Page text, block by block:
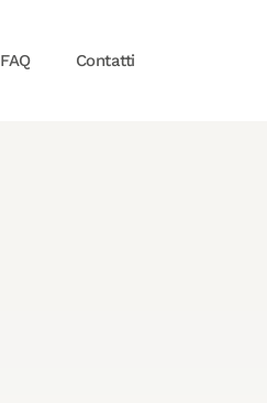
FAQ Contatti